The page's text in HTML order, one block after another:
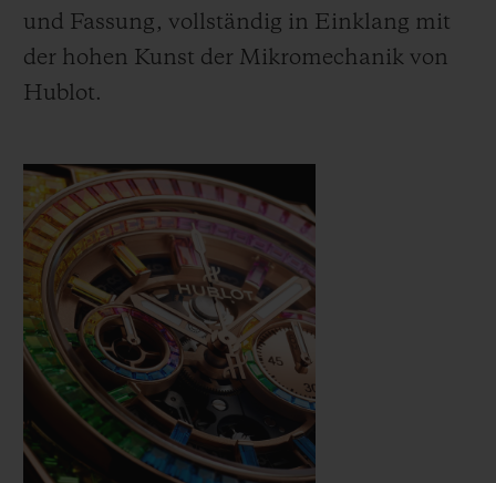
und Fassung, vollständig in Einklang mit
der hohen Kunst der Mikromechanik von
Hublot.